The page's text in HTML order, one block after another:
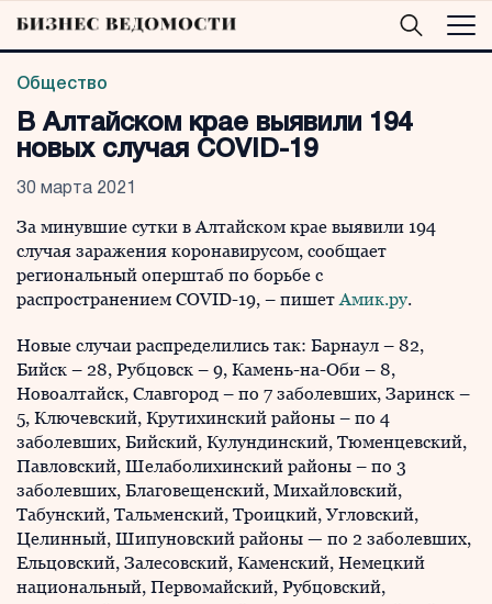
Общество
В Алтайском крае выявили 194
новых случая COVID-19
30 марта 2021
За минувшие сутки в Алтайском крае выявили 194
случая заражения коронавирусом, сообщает
региональный оперштаб по борьбе с
распространением COVID-19, – пишетАмик.ру.
Новые случаи распределились так: Барнаул – 82,
Бийск – 28, Рубцовск – 9, Камень-на-Оби – 8,
Новоалтайск, Славгород – по 7 заболевших, Заринск –
5, Ключевский, Крутихинский районы – по 4
заболевших, Бийский, Кулундинский, Тюменцевский,
Павловский, Шелаболихинский районы – по 3
заболевших, Благовещенский, Михайловский,
Табунский, Тальменский, Троицкий, Угловский,
Целинный, Шипуновский районы — по 2 заболевших,
Ельцовский, Залесовский, Каменский, Немецкий
национальный, Первомайский, Рубцовский,